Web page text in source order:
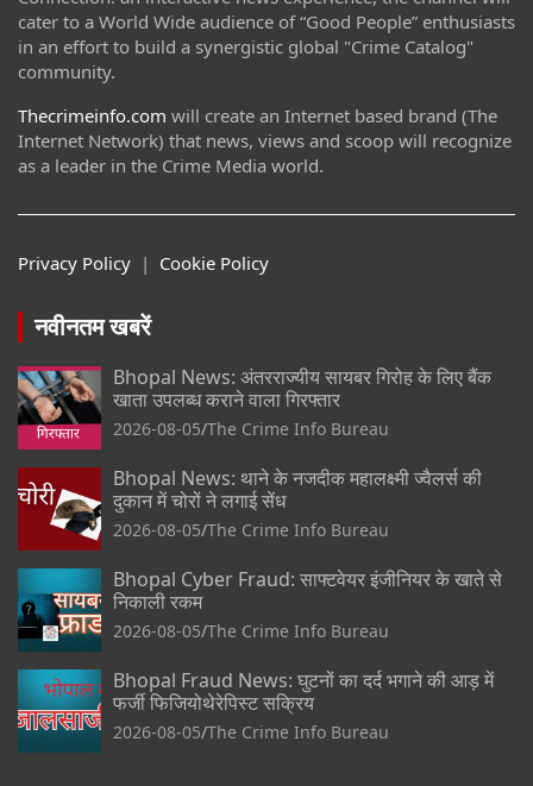
cater to a World Wide audience of “Good People” enthusiasts
in an effort to build a synergistic global "Crime Catalog"
community.
Thecrimeinfo.com will create an Internet based brand (The
Internet Network) that news, views and scoop will recognize
as a leader in the Crime Media world.
Privacy Policy | Cookie Policy
नवीनतम खबरें
Bhopal News: अंतरराज्यीय सायबर गिरोह के लिए बैंक
खाता उपलब्ध कराने वाला गिरफ्तार
2026-08-05 The Crime Info Bureau
Bhopal News: थाने के नजदीक महालक्ष्मी ज्वैलर्स की
दुकान में चोरों ने लगाई सेंध
2026-08-05 The Crime Info Bureau
Bhopal Cyber Fraud: साफ्टवेयर इंजीनियर के खाते से
निकाली रकम
2026-08-05 The Crime Info Bureau
Bhopal Fraud News: घुटनों का दर्द भगाने की आड़ में
फर्जी फिजियोथेरेपिस्ट सक्रिय
2026-08-05 The Crime Info Bureau